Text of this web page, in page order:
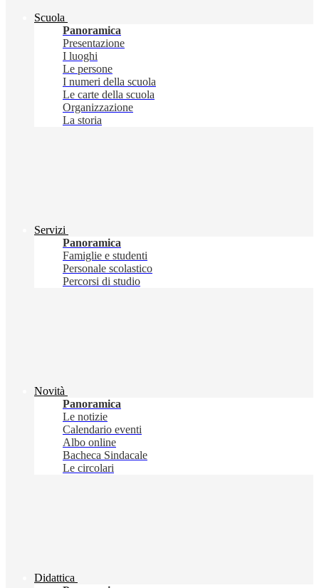
Scuola
Panoramica
Presentazione
I luoghi
Le persone
I numeri della scuola
Le carte della scuola
Organizzazione
La storia
Servizi
Panoramica
Famiglie e studenti
Personale scolastico
Percorsi di studio
Novità
Panoramica
Le notizie
Calendario eventi
Albo online
Bacheca Sindacale
Le circolari
Didattica